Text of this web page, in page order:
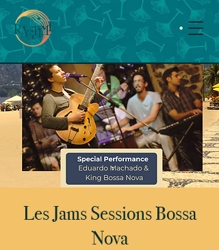
Les Jams Sessions Bossa
Nova